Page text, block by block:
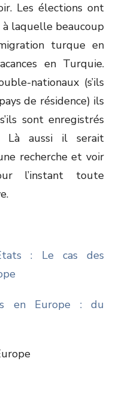
Les élections ont
laquelle beaucoup
turque en
en Turquie.
nationaux (s’ils
de résidence) ils
sont enregistrés
Là aussi il serait
recherche et voir
l’instant toute
: Le cas des
en Europe : du